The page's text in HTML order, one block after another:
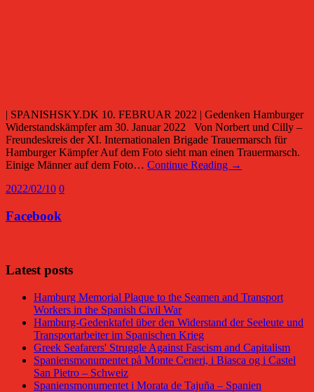
| SPANISHSKY.DK 10. FEBRUAR 2022 | Gedenken Hamburger
Widerstandskämpfer am 30. Januar 2022 Von Norbert und Cilly –
Freundeskreis der XI. Internationalen Brigade Trauermarsch für
Hamburger Kämpfer Auf dem Foto sieht man einen Trauermarsch.
Einige Männer auf dem Foto… Continue Reading →
2022/02/10 0
Facebook
Latest posts
Hamburg Memorial Plaque to the Seamen and Transport
Workers in the Spanish Civil War
Hamburg-Gedenktafel über den Widerstand der Seeleute und
Transportarbeiter im Spanischen Krieg
Greek Seafarers' Struggle Against Fascism and Capitalism
Spaniensmonumentet på Monte Ceneri, i Biasca og i Castel
San Pietro – Schweiz
Spaniensmonumentet i Morata de Tajuña – Spanien